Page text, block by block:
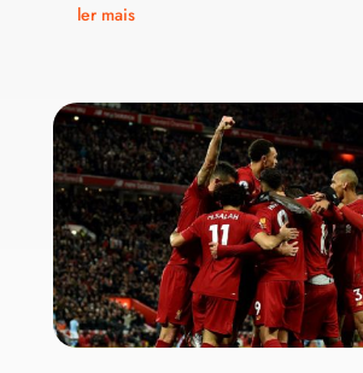
ler mais